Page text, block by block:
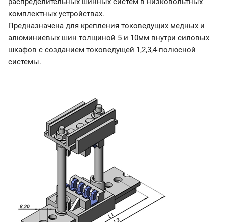
комплектных устройствах.
Предназначена для крепления токоведущих медных и
алюминиевых шин толщиной 5 и 10мм внутри силовых
шкафов с созданием токоведущей 1,2,3,4-полюсной
системы.